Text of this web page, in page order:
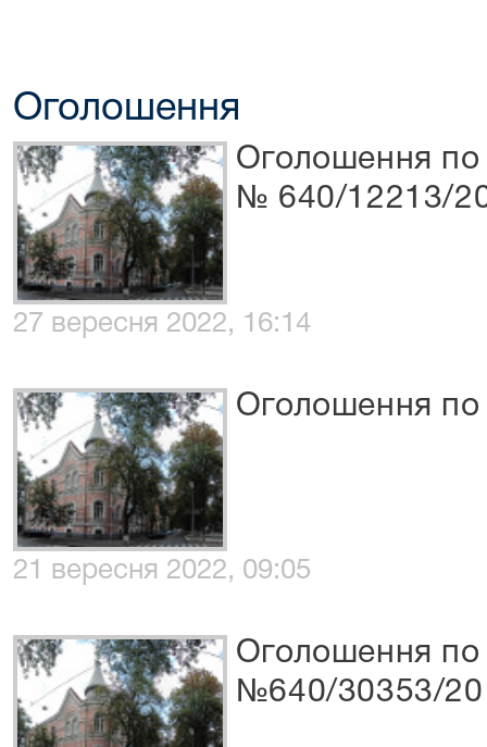
Оголошення
Оголошення по
№ 640/12213/
27 вересня 2022, 16:14
Оголошення
21 вересня 2022, 09:05
Оголошення по
№640/30353/20